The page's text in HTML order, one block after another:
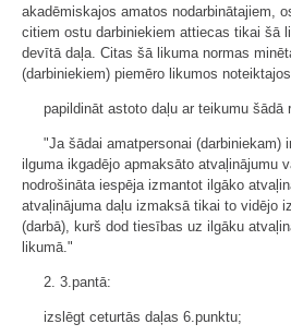
akadēmiskajos amatos nodarbinātajiem,
citiem ostu darbiniekiem attiecas tikai šā
devītā daļa. Citas šā likuma normas
(darbiniekiem) piemēro likumos
papildināt astoto daļu ar teikumu šādā
"Ja šādai amatpersonai (darbiniekam)
ilguma ikgadējo apmaksāto atvaļinājumu
nodrošināta iespēja izmantot ilgāko
atvaļinājuma daļu izmaksā tikai to vidējo
(darbā), kurš dod tiesības uz ilgāku
likumā."
2. 3.pantā:
izslēgt ceturtās daļas 6.punktu;